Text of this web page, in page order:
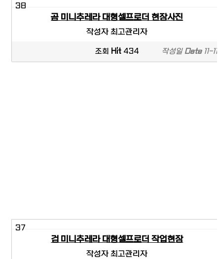
38
곰 미니추레라 대형셀프로더 현장사진
작성자최고관리자
조회 Hit434 작성일Date11-11
37
검 미니추레라 대형셀프로더 작업현장
작성자최고관리자